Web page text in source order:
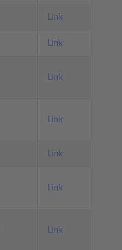
Link
Link
Link
Link
Link
Link
Link